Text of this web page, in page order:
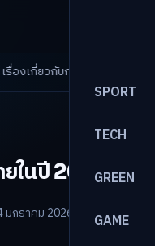
SPORT
TECH
GREEN
GAME
ารแพทย์ที่ควรรู้
ยในปี 2026
มกราคม 2026